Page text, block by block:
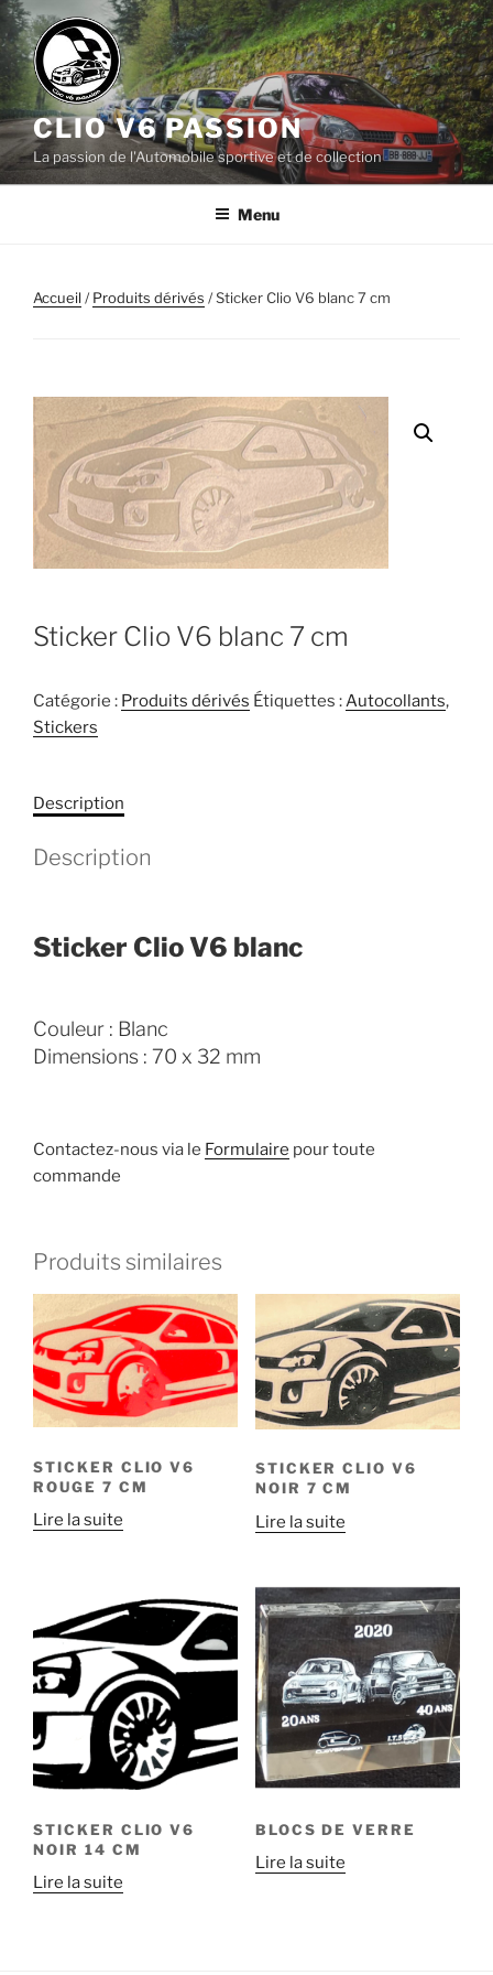
Aller
au
contenu
principal
CLIO V6 PASSION
La passion de l'Automobile sportive et de collection
Menu
Accueil/Produits dérivés / Sticker Clio V6 blanc 7 cm
Sticker Clio V6 blanc 7 cm
Catégorie : Produits dérivés Étiquettes :Autocollants,
Stickers
Description
Description
Sticker Clio V6 blanc
Couleur : Blanc
Dimensions : 70 x 32 mm
Contactez-nous via le Formulaire pour toute
commande
Produits similaires
STICKER CLIO V6
ROUGE 7 CM
Lire la suite
STICKER CLIO V6
NOIR 7 CM
Lire la suite
STICKER CLIO V6
NOIR 14 CM
Lire la suite
BLOCS DE VERRE
Lire la suite